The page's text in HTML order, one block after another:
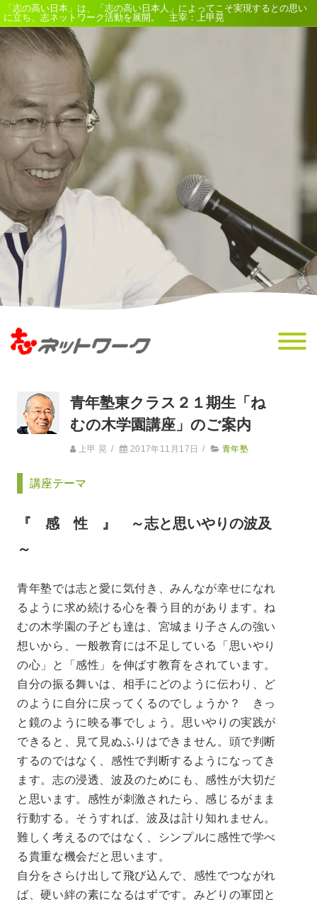
「志の高い日本」は、「志の高い日本人」によってこそ実現するとの思い
に立ち、志ネットワーク活動を展開。 主宰：上甲晃
青年塾東クラス２１期生「ね
むの木学園講座」のご案内
上甲 晃 / 2017年11月17日 / 青年塾
講座テーマ
『 感 性 』 ～志と思いやりの波及
～
青年塾では志と愛に気付き、みんなが幸せになれ
るように求め続ける心を養う目的があります。ね
むの木学園の子ども達は、宮城まり子さんの強い
想いから、一般教育には不足している「思いやり
の心」と「感性」を伸ばす教育をされています。
自分の振る舞いは、相手にどのように伝わり、ど
のように自分に戻ってくるのでしょうか？ きっ
と鏡のように映る事でしょう。思いやりの実践が
できると、見て見ぬふりはできません。頭で判断
するのではなく、感性で判断するようになってき
ます。志の浸透、波及のためにも、感性が大切だ
と思います。感性が刺激されたら、感じるがまま
行動する。そうすれば、波及は計り知れません。
難しく考えるのではなく、シンプルに感性で学べ
る貴重な機会だと思います。
自分をさらけ出して飛び込んで、感性でつながれ
ば、硬い絆の素になるはずです。みどりの軍団と